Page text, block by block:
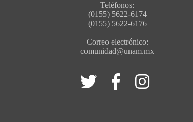
Teléfonos:
(0155) 5622-6174
(0155) 5622-6176
Correo electrónico:
comunidad@unam.mx